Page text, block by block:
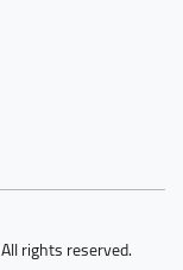
rights reserved.